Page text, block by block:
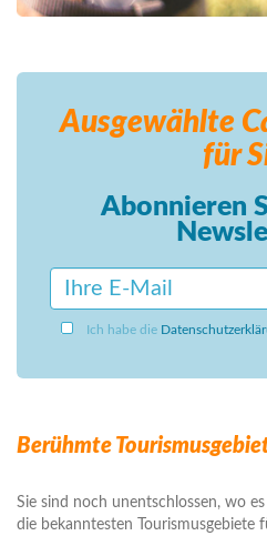
Ausgewählte
für
Abonnieren
Ich habe die
Berühmte
Sie sind noch unentschlossen, wo
die bekanntesten Tourismusgebiete